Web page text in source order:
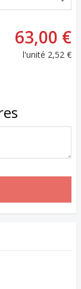
63,00 €
l'unité 2,52 €